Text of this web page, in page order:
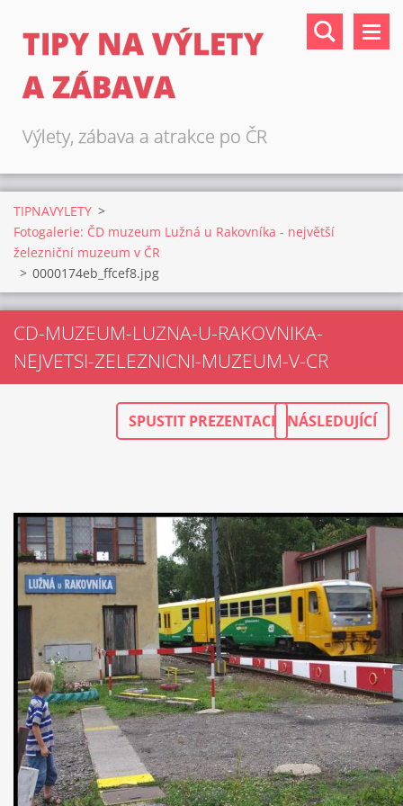
TIPY NA VÝLETY
A ZÁBAVA
Výlety, zábava a atrakce po ČR
TIPNAVYLETY >
Fotogalerie: ČD muzeum Lužná u Rakovníka - největší
železniční muzeum v ČR
> 0000174eb_ffcef8.jpg
CD-MUZEUM-LUZNA-U-RAKOVNIKA-
NEJVETSI-ZELEZNICNI-MUZEUM-V-CR
SPUSTIT PREZENTACI NÁSLEDUJÍCÍ